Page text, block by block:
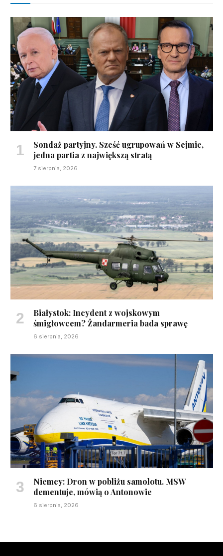
Sondaż partyjny. Sześć ugrupowań w Sejmie,
jedna partia z największą stratą
7 sierpnia, 2026
Białystok: Incydent z wojskowym
śmigłowcem? Żandarmeria bada sprawę
6 sierpnia, 2026
Niemcy: Dron w pobliżu samolotu. MSW
dementuje, mówią o Antonowie
6 sierpnia, 2026